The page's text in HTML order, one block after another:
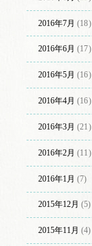
2016年7月 (18)
2016年6月 (17)
2016年5月 (16)
2016年4月 (16)
2016年3月 (21)
2016年2月 (11)
2016年1月 (7)
2015年12月 (5)
2015年11月 (4)